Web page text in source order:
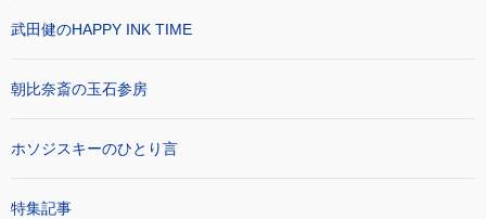
武田健のHAPPY INK TIME
朝比奈斎の玉石参房
ホソジスキーのひとり言
特集記事